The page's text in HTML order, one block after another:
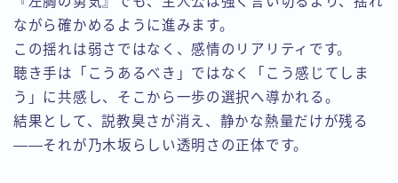
ながら確かめるように進みます。
この揺れは弱さではなく、感情のリアリティです。
聴き手は「こうあるべき」ではなく「こう感じてしま
う」に共感し、そこから一歩の選択へ導かれる。
結果として、説教臭さが消え、静かな熱量だけが残る
——それが乃木坂らしい透明さの正体です。